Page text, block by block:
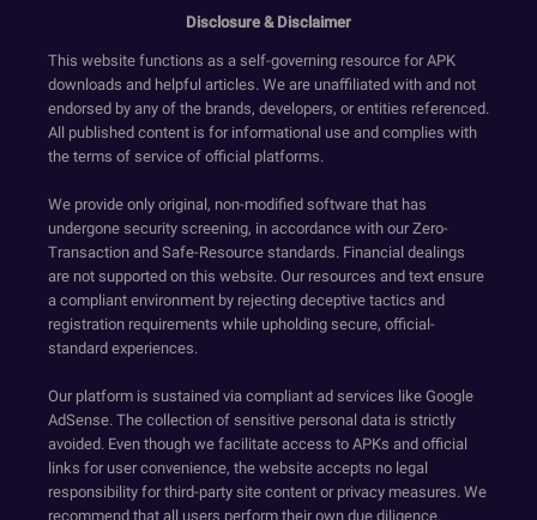
Disclosure & Disclaimer
This website functions as a self-governing resource for APK
downloads and helpful articles. We are unaffiliated with and not
endorsed by any of the brands, developers, or entities referenced.
All published content is for informational use and complies with
the terms of service of official platforms.
We provide only original, non-modified software that has
undergone security screening, in accordance with our Zero-
Transaction and Safe-Resource standards. Financial dealings
are not supported on this website. Our resources and text ensure
a compliant environment by rejecting deceptive tactics and
registration requirements while upholding secure, official-
standard experiences.
Our platform is sustained via compliant ad services like Google
AdSense. The collection of sensitive personal data is strictly
avoided. Even though we facilitate access to APKs and official
links for user convenience, the website accepts no legal
responsibility for third-party site content or privacy measures. We
recommend that all users perform their own due diligence.